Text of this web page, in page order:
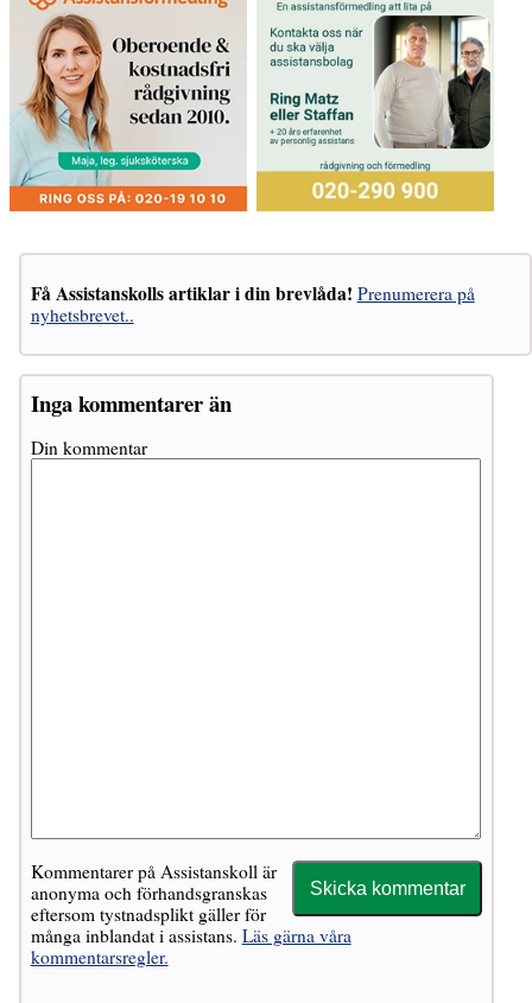
Få Assistanskolls artiklar i din brevlåda! Prenumerera på
nyhetsbrevet..
Inga kommentarer än
Din kommentar
Kommentarer på Assistanskoll är
anonyma och förhandsgranskas
eftersom tystnadsplikt gäller för
många inblandat i assistans. Läs gärna våra
kommentarsregler.